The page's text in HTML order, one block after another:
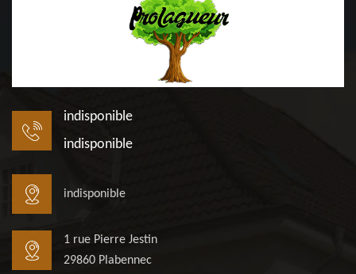
indisponible
indisponible
indisponible
1 rue Pierre Jestin
29860 Plabennec